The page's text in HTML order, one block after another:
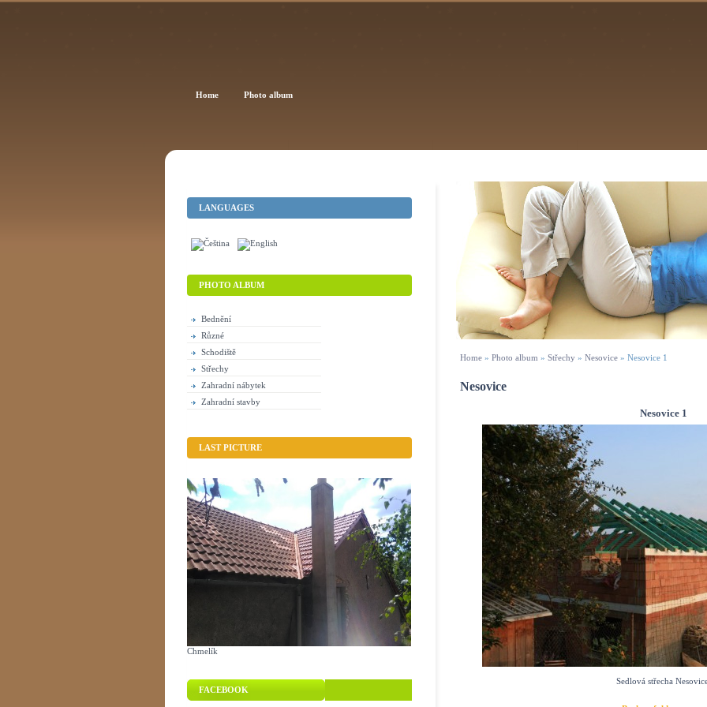
Home » Photo album » Střechy » Nesovice » Nesovice 1
Nesovice
Nesovice 1
Sedlová střecha
LANGUAGES
Home Photo album
PHOTO ALBUM
Bednění
Různé
Schodiště
Střechy
Zahradní nábytek
Zahradní stavby
LAST PICTURE
Chmelík
FACEBOOK